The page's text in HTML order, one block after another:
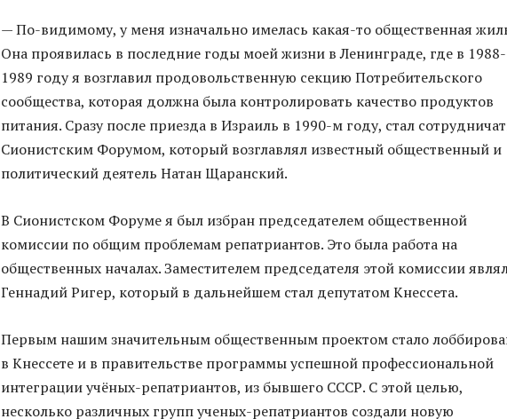
— По-видимому, у меня изначально имелась какая-то общественная
Она проявилась в последние годы моей жизни в Ленинграде, где в 1988-
1989 году я возглавил продовольственную секцию Потребительского
сообщества, которая должна была контролировать качество продуктов
питания. Сразу после приезда в Израиль в 1990-м году, стал
Сионистским Форумом, который возглавлял известный общественный и
политический деятель Натан Щаранский.
В Сионистском Форуме я был избран председателем общественной
комиссии по общим проблемам репатриантов. Это была работа на
общественных началах. Заместителем председателя этой комиссии
Геннадий Ригер, который в дальнейшем стал депутатом Кнессета.
Первым нашим значительным общественным проектом стало
в Кнессете и в правительстве программы успешной профессиональной
интеграции учёных-репатриантов, из бывшего СССР. С этой целью,
несколько различных групп ученых-репатриантов создали новую